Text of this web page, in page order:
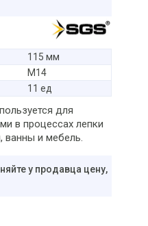
115 мм
М14
11 ед
для
в процессах лепки
ванны и мебель.
у продавца цену,